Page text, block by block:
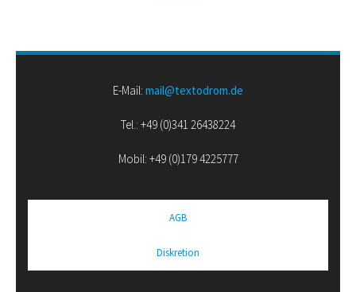
E-Mail: mail@textodrom.de
Tel.: +49 (0)341 26438224
Mobil: +49 (0)179 4225777
AGB
Diskretion